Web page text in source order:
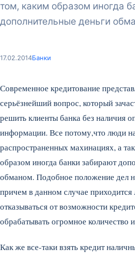
том, каким образом иногда
дополнительные деньги
17.02.2014Банки
Современное кредитование
серьёзнейший вопрос, который
решить клиенты банка без наличия
информации. Все потому,что люди
распространенных махинациях, а
образом иногда банки забирают
обманом. Подобное положение дел
причем в данном случае приходится
отказываться от возможности
обрабатывать огромное количество
Как же все-таки взять кредит